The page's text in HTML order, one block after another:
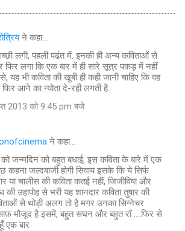
ने कहा…
लगी, पहली पढंत में. इनकी ही अन्य कविताओं से
लगा कि एक बार में ही सारे सूत्र पकड़ में नहीं
यह भी कविता की खूबी ही कही जानी चाहिए कि वह
आने का न्योता दे-रही लगती है.
2013 को 9:45 pm बजे
ने कहा…
को जन्मदिन को बहुत बधाई, इस कविता के बारे में एक
कहना जल्दबाजी होगी सिवाय इसके कि ये सिर्फ
या चालीस की कविता कतई नहीं, जिजीविषा और
की उहापोह से भरी यह शानदार कविता तुषार की
से थोड़ी अलग तो है मगर उनका सिग्नेचर
मौजूद है इसमें, बहुत सघन और बहुत रॉ ....फिर से
एक बार